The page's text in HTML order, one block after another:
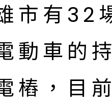
市有32
動車的
樁，目